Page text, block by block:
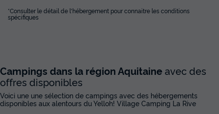
*Consulter le détail de l'hébergement pour connaitre les conditions
spécifiques
Campings dans la région Aquitaineavec des
offres disponibles
Voici une une sélection de campings avec des hébergements
disponibles aux alentours du Yelloh! Village Camping La Rive